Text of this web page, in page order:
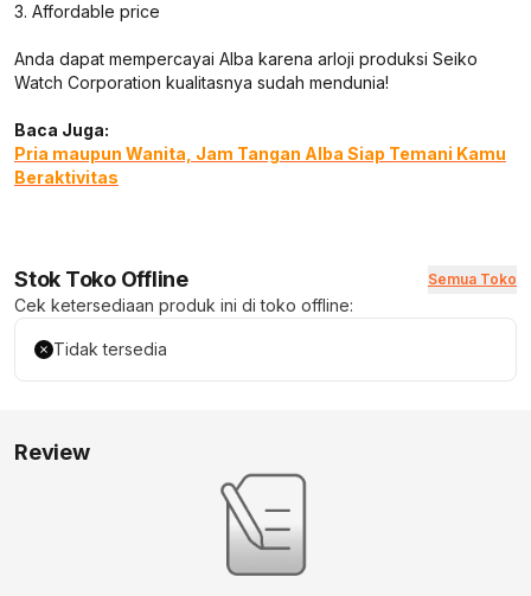
3. Affordable price
Anda dapat mempercayai Alba karena arloji produksi Seiko
Watch Corporation kualitasnya sudah mendunia!
Baca Juga:
Pria maupun Wanita, Jam Tangan Alba Siap Temani Kamu
Beraktivitas
Stok Toko Offline Semua Toko
Cek ketersediaan produk ini di toko offline:
Tidak tersedia
Review